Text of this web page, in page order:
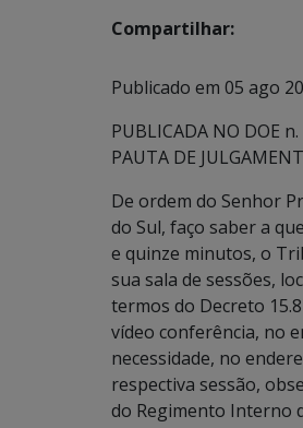
Compartilhar:
Publicado em 05 ago
PUBLICADA NO DOE
PAUTA DE
De ordem do Senhor
do Sul, faço saber a
e quinze minutos, o
sua sala de sessões,
termos do Decreto
vídeo conferência, no
necessidade, no
respectiva sessão,
do Regimento Interno